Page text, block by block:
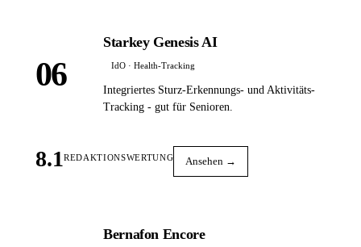
06
Starkey Genesis AI
IdO · Health-Tracking
Integriertes Sturz-Erkennungs- und Aktivitäts-
Tracking - gut für Senioren.
8.1REDAKTIONSWERTUNG Ansehen →
Bernafon Encore